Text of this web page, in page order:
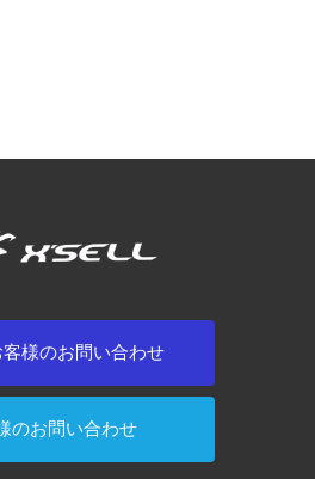
様のお問い合わせ
のお問い合わせ